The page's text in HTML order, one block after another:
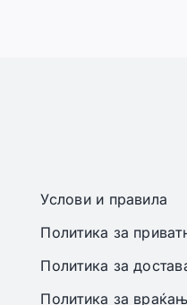
Услови и правила
Политика за
Политика за
Политика за